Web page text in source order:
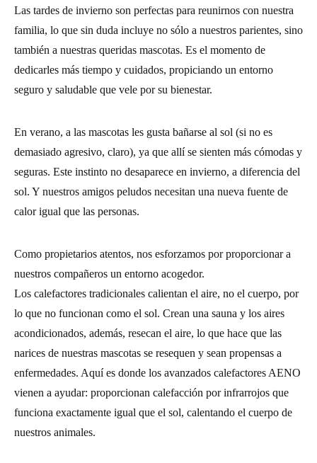
Las tardes de invierno son perfectas para reunirnos con nuestra
familia, lo que sin duda incluye no sólo a nuestros parientes, sino
también a nuestras queridas mascotas. Es el momento de
dedicarles más tiempo y cuidados, propiciando un entorno
seguro y saludable que vele por su bienestar.
En verano, a las mascotas les gusta bañarse al sol (si no es
demasiado agresivo, claro), ya que allí se sienten más cómodas y
seguras. Este instinto no desaparece en invierno, a diferencia del
sol. Y nuestros amigos peludos necesitan una nueva fuente de
calor igual que las personas.
Como propietarios atentos, nos esforzamos por proporcionar a
nuestros compañeros un entorno acogedor.
Los calefactores tradicionales calientan el aire, no el cuerpo, por
lo que no funcionan como el sol. Crean una sauna y los aires
acondicionados, además, resecan el aire, lo que hace que las
narices de nuestras mascotas se resequen y sean propensas a
enfermedades. Aquí es donde los avanzados calefactores AENO
vienen a ayudar: proporcionan calefacción por infrarrojos que
funciona exactamente igual que el sol, calentando el cuerpo de
nuestros animales.